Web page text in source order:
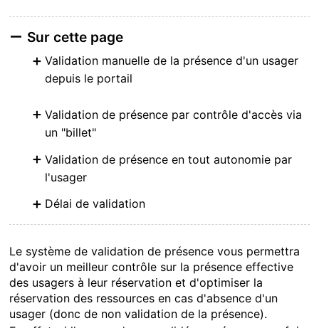
Sur cette page
Validation manuelle de la présence d'un usager
depuis le portail
Validation de présence par contrôle d'accès via
un "billet"
Validation de présence en tout autonomie par
l'usager
Délai de validation
Le système de validation de présence vous permettra
d'avoir un meilleur contrôle sur la présence effective
des usagers à leur réservation et d'optimiser la
réservation des ressources en cas d'absence d'un
usager (donc de non validation de la présence).